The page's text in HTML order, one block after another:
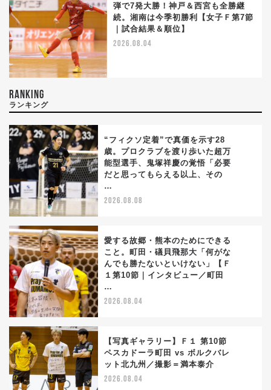
弾で7発大勝！神戸＆西宮も全勝継
続。湘南は今季初勝利【女子Ｆ第7節
｜試合結果＆順位】
2026.08.04
RANKING
ランキング
“フィクソ定着”で真価を示す28
歳。プロクラブを渡り歩いた超万
能型選手、鬼塚祥慶の覚悟「必要
だと思ってもらえる以上、その
…
2026.08.08
愛する故郷・熊本のためにできる
こと。町田・礒貝飛那大「何がな
んでも勝たないといけない」【Ｆ
１第10節｜インタビュー／町田
…
2026.08.04
【写真ギャラリー】Ｆ１ 第10節
ペスカドーラ町田 vs ボルクバレ
ット北九州／撮影＝満本泰介
2026.08.04